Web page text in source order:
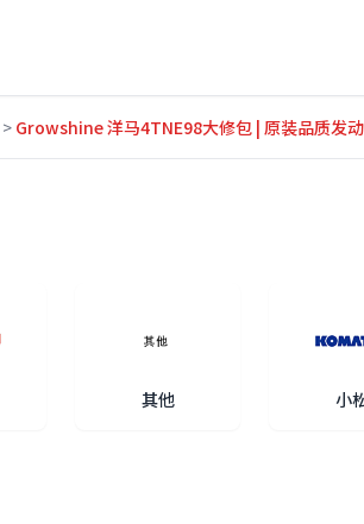
> Growshine 洋马4TNE98大修包 | 原装品质发
其他 小